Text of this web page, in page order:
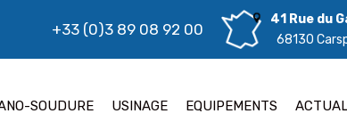
+33 (0)3 89 08 92 00
41 Rue du
68130
SOUDURE USINAGE EQUIPEMENTS